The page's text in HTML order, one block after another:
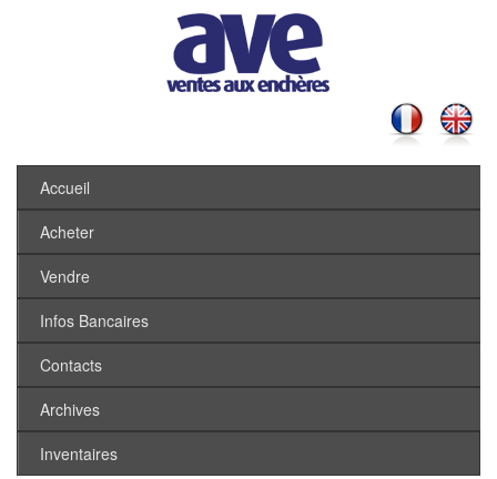
Accueil
Acheter
Vendre
Infos Bancaires
Contacts
Archives
Inventaires